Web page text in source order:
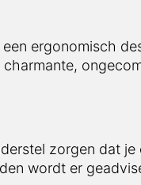
ergonomisch
zorgen dat
wordt er